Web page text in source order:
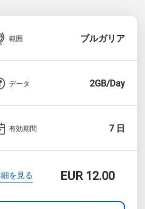
範囲 ブルガリア
データ 2GB/Day
有効期間 7 日
を見る EUR12.00